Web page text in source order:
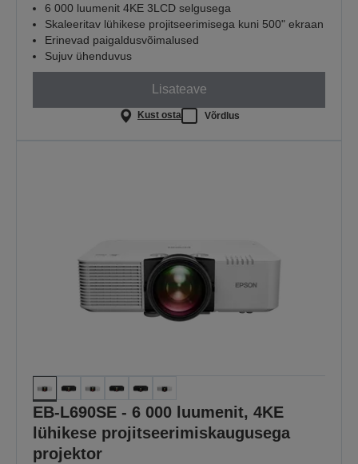
6 000 luumenit 4KE 3LCD selgusega
Skaleeritav lühikese projitseerimisega kuni 500" ekraan
Erinevad paigaldusvõimalused
Sujuv ühenduvus
Lisateave
Kust osta Võrdlus
EB-L690SE - 6 000 luumenit, 4KE
lühikese projitseerimiskaugusega
projektor